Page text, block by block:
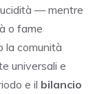
— mentre
o fame
la comunità
universali e
e il bilancio